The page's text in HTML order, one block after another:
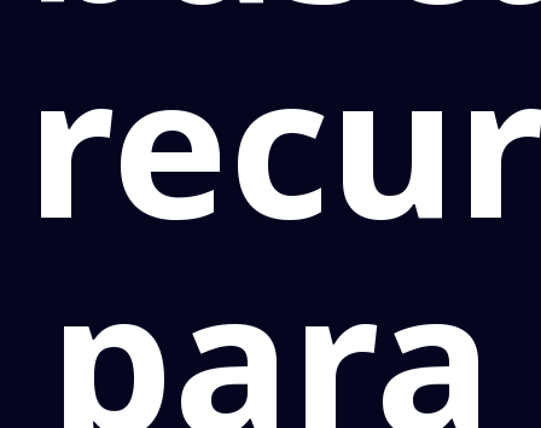
para